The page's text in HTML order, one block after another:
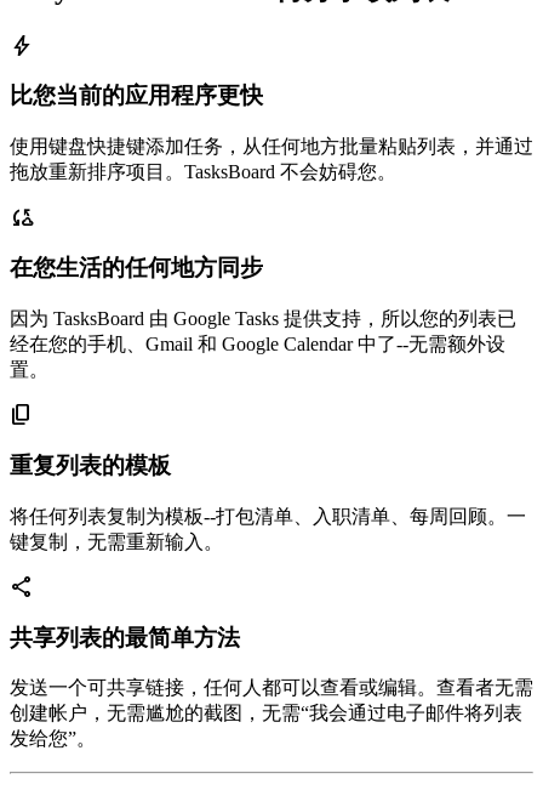
bolt
比您当前的应用程序更快
使用键盘快捷键添加任务，从任何地方批量粘贴列表，并通过
拖放重新排序项目。TasksBoard 不会妨碍您。
cloud_sync
在您生活的任何地方同步
因为 TasksBoard 由 Google Tasks 提供支持，所以您的列表已
经在您的手机、Gmail 和 Google Calendar 中了--无需额外设
置。
content_copy
重复列表的模板
将任何列表复制为模板--打包清单、入职清单、每周回顾。一
键复制，无需重新输入。
share
共享列表的最简单方法
发送一个可共享链接，任何人都可以查看或编辑。查看者无需
创建帐户，无需尴尬的截图，无需“我会通过电子邮件将列表
发给您”。